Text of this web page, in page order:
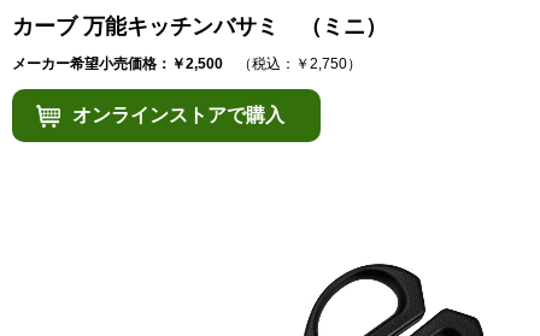
カーブ 万能キッチンバサミ （ミニ）
メーカー希望小売価格：￥2,500 （税込：￥2,750）
オンラインストアで購入